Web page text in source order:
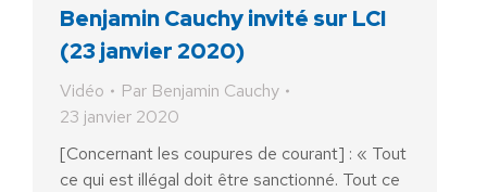
Benjamin Cauchy invité sur LCI
(23 janvier 2020)
Vidéo Par Benjamin Cauchy
23 janvier 2020
[Concernant les coupures de courant] : « Tout
ce qui est illégal doit être sanctionné. Tout ce